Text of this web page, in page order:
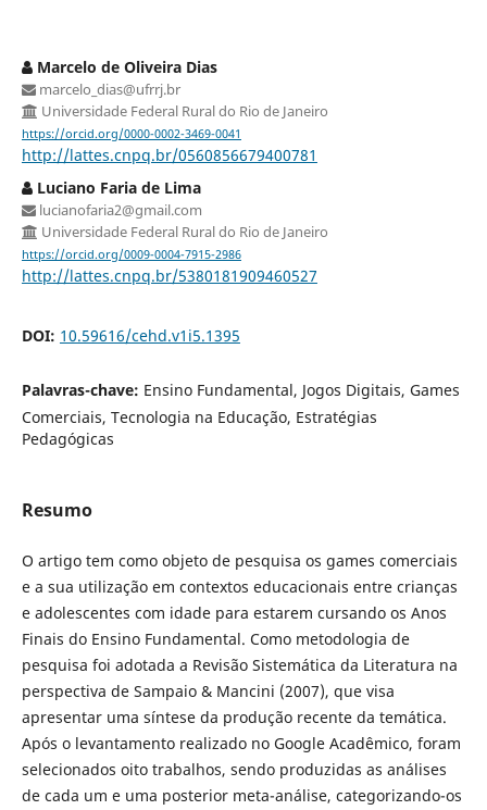
Marcelo de Oliveira Dias
marcelo_dias@ufrrj.br
Universidade Federal Rural do Rio de Janeiro
https://orcid.org/0000-0002-3469-0041
http://lattes.cnpq.br/0560856679400781
Luciano Faria de Lima
lucianofaria2@gmail.com
Universidade Federal Rural do Rio de Janeiro
https://orcid.org/0009-0004-7915-2986
http://lattes.cnpq.br/5380181909460527
DOI: 10.59616/cehd.v1i5.1395
Palavras-chave: Ensino Fundamental, Jogos Digitais, Games
Comerciais, Tecnologia na Educação, Estratégias
Pedagógicas
Resumo
O artigo tem como objeto de pesquisa os games comerciais
e a sua utilização em contextos educacionais entre crianças
e adolescentes com idade para estarem cursando os Anos
Finais do Ensino Fundamental. Como metodologia de
pesquisa foi adotada a Revisão Sistemática da Literatura na
perspectiva de Sampaio & Mancini (2007), que visa
apresentar uma síntese da produção recente da temática.
Após o levantamento realizado no Google Acadêmico, foram
selecionados oito trabalhos, sendo produzidas as análises
de cada um e uma posterior meta-análise, categorizando-os